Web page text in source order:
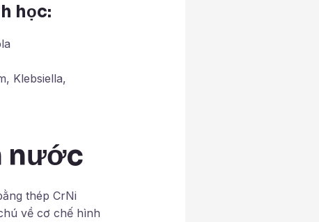
học:
Klebsiella,
nước
thép CrNi
về cơ chế hình